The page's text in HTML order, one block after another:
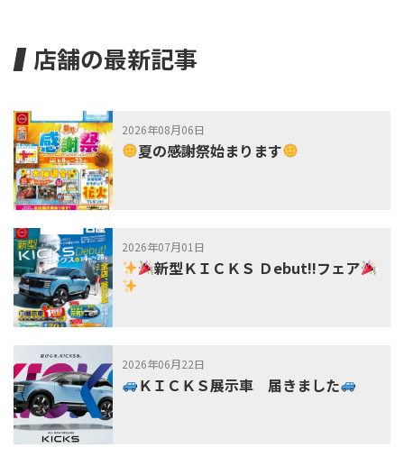
店舗の最新記事
2026年08月06日
夏の感謝祭始まります
2026年07月01日
新型ＫＩＣＫＳ Ｄebut!!フェア
2026年06月22日
ＫＩＣＫＳ展示車 届きました